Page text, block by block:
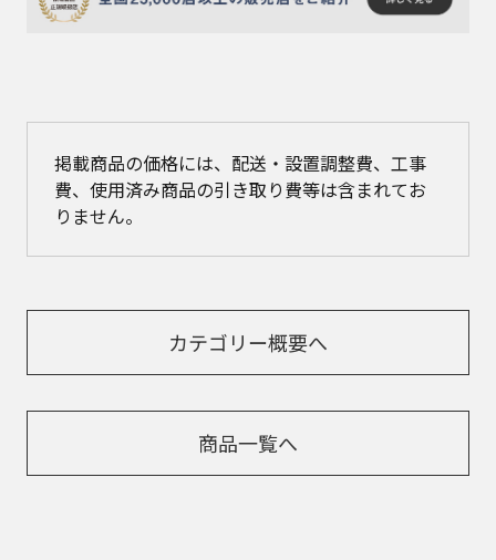
掲載商品の価格には、配送・設置調整費、工事
費、使用済み商品の引き取り費等は含まれてお
りません。
カテゴリー概要へ
商品一覧へ